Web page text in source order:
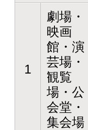
1
劇場・
映画
館・演
芸場・
観覧
場・公
会堂・
集会場